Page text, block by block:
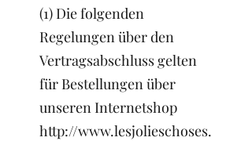
(1) Die folgenden
Regelungen über den
Vertragsabschluss gelten
für Bestellungen über
unseren Internetshop
http://www.lesjolieschoses.